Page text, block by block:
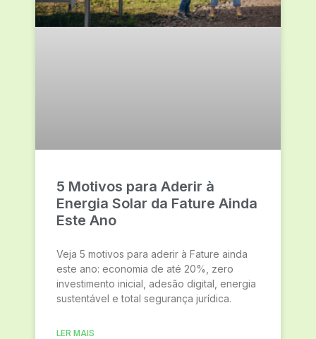
5 Motivos para Aderir à
Energia Solar da Fature Ainda
Este Ano
Veja 5 motivos para aderir à Fature ainda
este ano: economia de até 20%, zero
investimento inicial, adesão digital, energia
sustentável e total segurança jurídica.
LER MAIS